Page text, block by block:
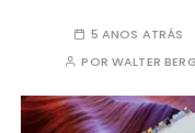
5 ANOS ATRÁS
PORWALTER